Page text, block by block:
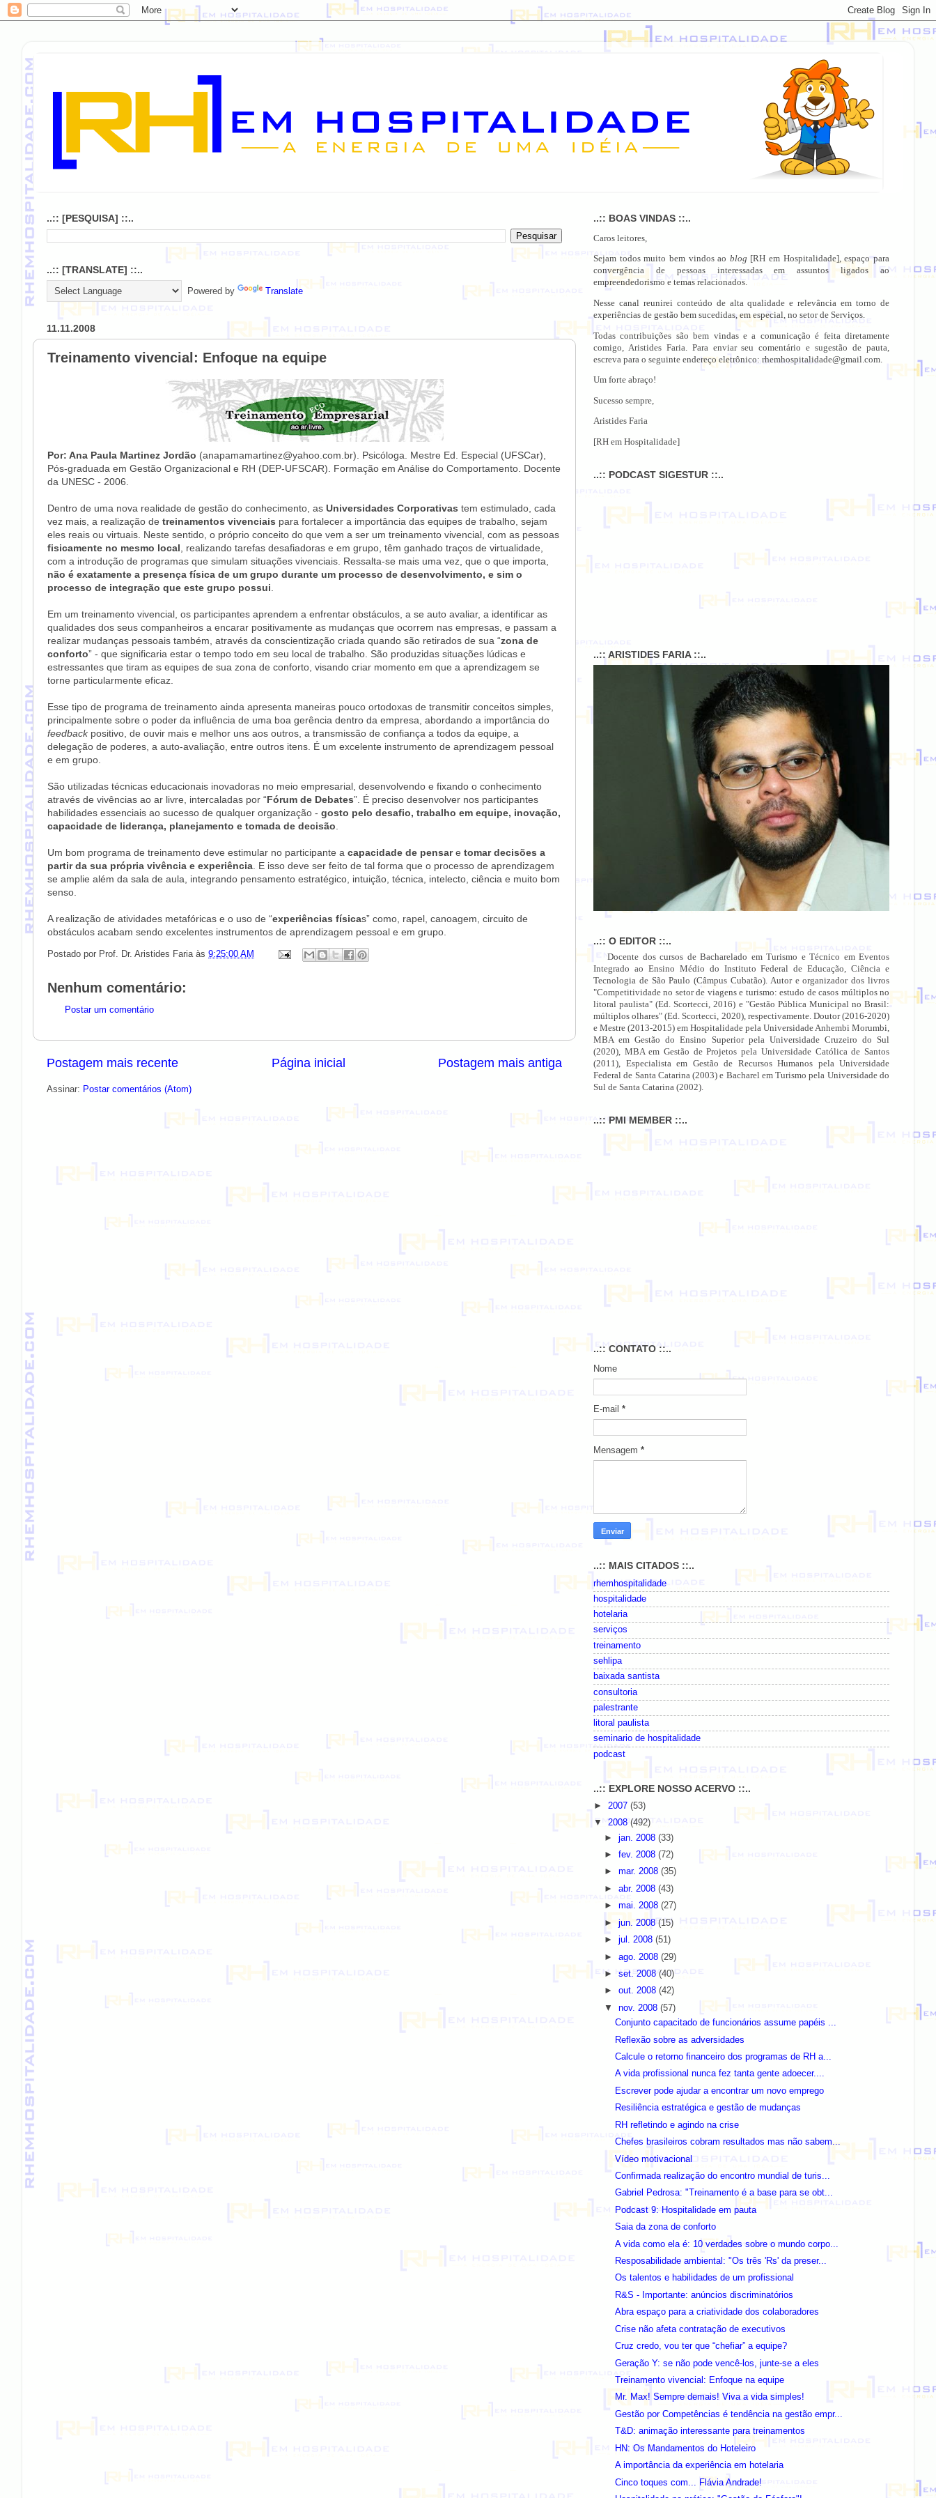
..:: [PESQUISA] ::..
..:: [TRANSLATE] ::..
Powered by Translate
11.11.2008
Treinamento vivencial: Enfoque na equipe
Por: Ana Paula Martinez Jordão (anapamamartinez@yahoo.com.br). Psicóloga. Mestre Ed. Especial (UFSCar),
Pós-graduada em Gestão Organizacional e RH (DEP-UFSCAR). Formação em Análise do Comportamento. Docente
da UNESC - 2006.
Dentro de uma nova realidade de gestão do conhecimento, as Universidades Corporativas tem estimulado, cada
vez mais, a realização de treinamentos vivenciais para fortalecer a importância das equipes de trabalho, sejam
eles reais ou virtuais. Neste sentido, o próprio conceito do que vem a ser um treinamento vivencial, com as pessoas
fisicamente no mesmo local , realizando tarefas desafiadoras e em grupo, têm ganhado traços de virtualidade,
com a introdução de programas que simulam situações vivenciais. Ressalta-se mais uma vez, que o que importa,
não é exatamente a presença física de um grupo durante um processo de desenvolvimento, e sim o
processo de integração que este grupo possui
Em um treinamento vivencial, os participantes aprendem a enfrentar obstáculos, a se auto avaliar, a identificar as
qualidades dos seus companheiros a encarar positivamente as mudanças que ocorrem nas empresas, e passam a
realizar mudanças pessoais também, através da conscientização criada quando são retirados de sua “zona de
conforto” - que significaria estar o tempo todo em seu local de trabalho. São produzidas situações lúdicas e
estressantes que tiram as equipes de sua zona de conforto, visando criar momento em que a aprendizagem se
torne particularmente eficaz.
Esse tipo de programa de treinamento ainda apresenta maneiras pouco ortodoxas de transmitir conceitos simples,
principalmente sobre o poder da influência de uma boa gerência dentro da empresa, abordando a importância do
feedback positivo, de ouvir mais e melhor uns aos outros, a transmissão de confiança a todos da equipe, a
delegação de poderes, a auto-avaliação, entre outros itens. É um excelente instrumento de aprendizagem pessoal
e em grupo.
São utilizadas técnicas educacionais inovadoras no meio empresarial, desenvolvendo e fixando o conhecimento
através de vivências ao ar livre, intercaladas por “Fórum de Debates”. É preciso desenvolver nos participantes
habilidades essenciais ao sucesso de qualquer organização - gosto pelo desafio, trabalho em equipe, inovação,
capacidade de liderança, planejamento e tomada de decisão
Um bom programa de treinamento deve estimular no participante a capacidade de pensare tomar decisões a
partir da sua própria vivência e experiência . E isso deve ser feito de tal forma que o processo de aprendizagem
se amplie além da sala de aula, integrando pensamento estratégico, intuição, técnica, intelecto, ciência e muito bom
senso.
A realização de atividades metafóricas e o uso de “experiências físicas” como, rapel, canoagem, circuito de
obstáculos acabam sendo excelentes instrumentos de aprendizagem pessoal e em grupo.
Postado por Prof. Dr. Aristides Faria às 9:25:00 AM
Nenhum comentário:
Postar um comentário
Postagem mais recente Postagem mais antiga
Página inicial
Assinar: Postar comentários (Atom)
..:: BOAS VINDAS ::..
Caros leitores,
Sejam todos muito bem vindos ao blog [RH em Hospitalidade], espaço para
convergência de pessoas interessadas em assuntos ligados ao
empreendedorismo e temas relacionados.
Nesse canal reunirei conteúdo de alta qualidade e relevância em torno de
experiências de gestão bem sucedidas, em especial, no setor de Serviços.
Todas contribuições são bem vindas e a comunicação é feita diretamente
comigo, Aristides Faria. Para enviar seu comentário e sugestão de pauta,
escreva para o seguinte endereço eletrônico: rhemhospitalidade@gmail.com.
Um forte abraço!
Sucesso sempre,
Aristides Faria
[RH em Hospitalidade]
..:: PODCAST SIGESTUR ::..
..:: ARISTIDES FARIA ::..
..:: O EDITOR ::..
Docente dos cursos de Bacharelado em Turismo e Técnico em Eventos
Integrado ao Ensino Médio do Instituto Federal de Educação, Ciência e
Tecnologia de São Paulo (Câmpus Cubatão). Autor e organizador dos livros
"Competitividade no setor de viagens e turismo: estudo de casos múltiplos no
litoral paulista" (Ed. Scortecci, 2016) e "Gestão Pública Municipal no Brasil:
múltiplos olhares" (Ed. Scortecci, 2020), respectivamente. Doutor (2016-2020)
e Mestre (2013-2015) em Hospitalidade pela Universidade Anhembi Morumbi,
MBA em Gestão do Ensino Superior pela Universidade Cruzeiro do Sul
(2020), MBA em Gestão de Projetos pela Universidade Católica de Santos
(2011), Especialista em Gestão de Recursos Humanos pela Universidade
Federal de Santa Catarina (2003) e Bacharel em Turismo pela Universidade do
Sul de Santa Catarina (2002).
..:: PMI MEMBER ::..
..:: CONTATO ::..
Nome
E-mail *
Mensagem *
..:: MAIS CITADOS ::..
rhemhospitalidade
hospitalidade
hotelaria
serviços
treinamento
sehlipa
baixada santista
consultoria
palestrante
litoral paulista
seminario de hospitalidade
podcast
..:: EXPLORE NOSSO ACERVO ::..
► 2007 (53)
▼ 2008 (492)
►jan. 2008(33)
►fev. 2008(72)
►mar. 2008(35)
►abr. 2008(43)
►mai. 2008(27)
►jun. 2008(15)
►jul. 2008(51)
►ago. 2008(29)
►set. 2008(40)
►out. 2008(42)
▼nov. 2008(57)
Conjunto capacitado de funcionários assume papéis ...
Reflexão sobre as adversidades
Calcule o retorno financeiro dos programas de RH a...
A vida profissional nunca fez tanta gente adoecer....
Escrever pode ajudar a encontrar um novo emprego
Resiliência estratégica e gestão de mudanças
RH refletindo e agindo na crise
Chefes brasileiros cobram resultados mas não sabem...
Vídeo motivacional
Confirmada realização do encontro mundial de turis...
Gabriel Pedrosa: "Treinamento é a base para se obt...
Podcast 9: Hospitalidade em pauta
Saia da zona de conforto
A vida como ela é: 10 verdades sobre o mundo corpo...
Resposabilidade ambiental: "Os três 'Rs' da preser...
Os talentos e habilidades de um profissional
R&S - Importante: anúncios discriminatórios
Abra espaço para a criatividade dos colaboradores
Crise não afeta contratação de executivos
Cruz credo, vou ter que “chefiar” a equipe?
Geração Y: se não pode vencê-los, junte-se a eles
Treinamento vivencial: Enfoque na equipe
Mr. Max! Sempre demais! Viva a vida simples!
Gestão por Competências é tendência na gestão empr...
T&D: animação interessante para treinamentos
HN: Os Mandamentos do Hoteleiro
A importância da experiência em hotelaria
Cinco toques com... Flávia Andrade!